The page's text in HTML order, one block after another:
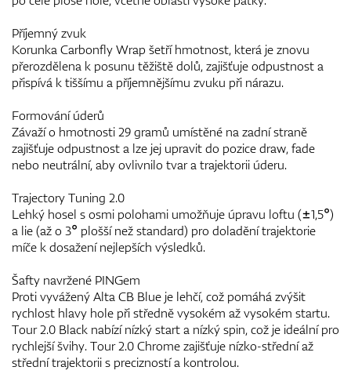
Příjemný zvuk
Korunka Carbonfly Wrap šetří hmotnost, která je znovu
přerozdělena k posunu těžiště dolů, zajišťuje odpustnost a
přispívá k tiššímu a příjemnějšímu zvuku při nárazu.
Formování úderů
Závaží o hmotnosti 29 gramů umístěné na zadní straně
zajišťuje odpustnost a lze jej upravit do pozice draw, fade
nebo neutrální, aby ovlivnilo tvar a trajektorii úderu.
Trajectory Tuning 2.0
Lehký hosel s osmi polohami umožňuje úpravu loftu (±1,5°)
a lie (až o 3° plošší než standard) pro doladění trajektorie
míče k dosažení nejlepších výsledků.
Šafty navržené PINGem
Proti vyvážený Alta CB Blue je lehčí, což pomáhá zvýšit
rychlost hlavy hole při středně vysokém až vysokém startu.
Tour 2.0 Black nabízí nízký start a nízký spin, což je ideální pro
rychlejší švihy. Tour 2.0 Chrome zajišťuje nízko-střední až
střední trajektorii s precizností a kontrolou.